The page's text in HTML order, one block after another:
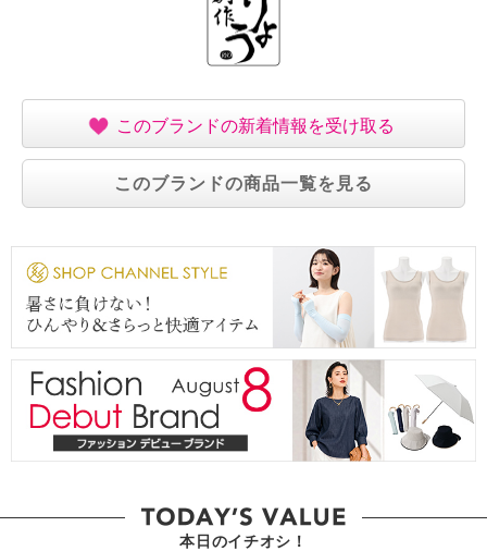
このブランドの新着情報を受け取る
このブランドの商品一覧を見る
本日のイチオシ！